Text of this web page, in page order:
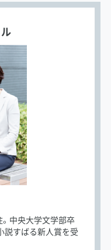
。中央大学文学部卒
説すばる新人賞を受